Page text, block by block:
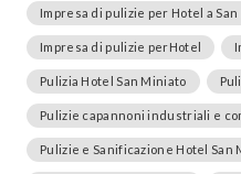
Impresa di pulizie per Hotel a
Impresa di pulizie perHotel
Pulizia Hotel San Miniato
Pulizie capannoni industriali e
Pulizie e Sanificazione Hotel San